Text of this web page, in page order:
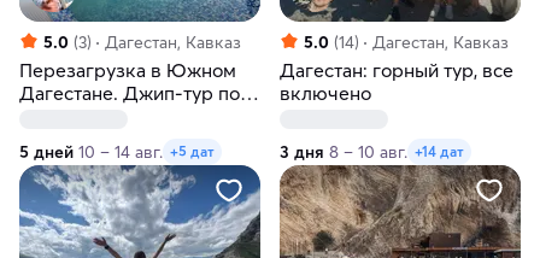
5.0 (3) Дагестан, Кавказ
Перезагрузка в Южном
Дагестане. Джип-тур по
5 дней 10 – 14 авг. +5 дат
5.0 (14) Дагестан, Кавказ
Дагестан: горный тур, все
включено
3 дня 8 – 10 авг. +14 дат